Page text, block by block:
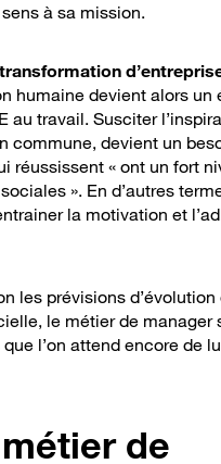
à sa mission.
humaine devient alors un
au travail. Susciter
commune, devient un
réussissent « ont un fort
». En d’autres
la motivation et
les prévisions d’évolution
le métier de manager
l’on attend encore de
de